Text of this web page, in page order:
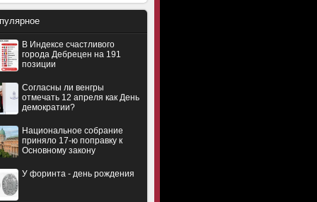
В Индексе счастливого
города Дебрецен на 191
позиции
Согласны ли венгры
отмечать 12 апреля как День
демократии?
Национальное собрание
приняло 17-ю поправку к
Основному закону
У форинта - день рождения